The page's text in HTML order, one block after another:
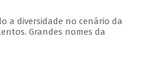
a diversidade no cenário da
Grandes nomes da